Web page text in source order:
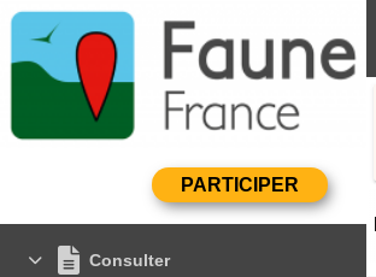
Consulter